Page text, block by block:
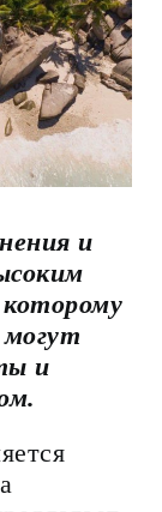
и
которому
могут
и